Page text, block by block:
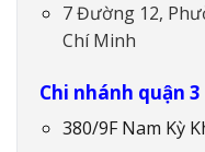
7 Đường 12,
Chí Minh
Chi nhánh quận 3
380/9F Nam Kỳ